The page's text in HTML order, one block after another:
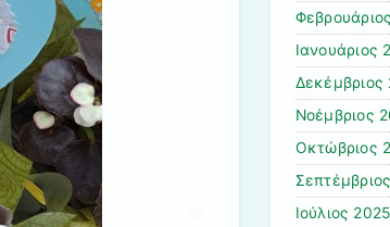
Ιανουάριος
Δεκέμβριος
Νοέμβριος
Οκτώβριος
Ιούλιος 2025